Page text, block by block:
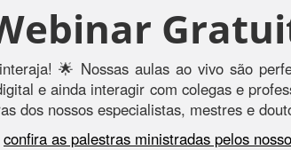
🌟 Nossas aulas ao vivo são
e ainda interagir com colegas e
dos nossos especialistas, mestres e
confira as palestras ministradas pelos